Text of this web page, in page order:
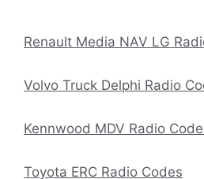
Renault Media NAV LG
Volvo Truck Delphi Radio
Kennwood MDV Radio
Toyota ERC Radio Codes